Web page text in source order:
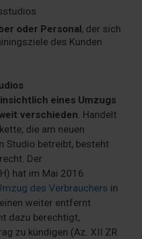
oder Personal, der sich
des Kunden
eines Umzugs
verschieden. Handelt
die am neuen
Studio betreibt, besteht
Der
hat im Mai 2016
des Verbrauchers in
weiter entfernt
dazu berechtigt,
zu kündigen (Az. XII ZR